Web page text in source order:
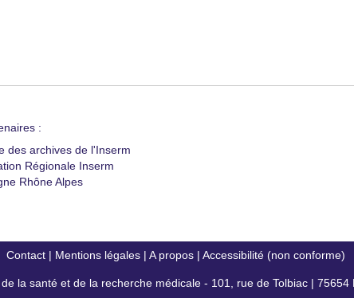
:
des archives de l'Inserm
Régionale Inserm
Rhône Alpes
Contact| Mentions légales| A propos| Accessibilité (non conforme)
la santé et de la recherche médicale - 101, rue de Tolbiac | 75654